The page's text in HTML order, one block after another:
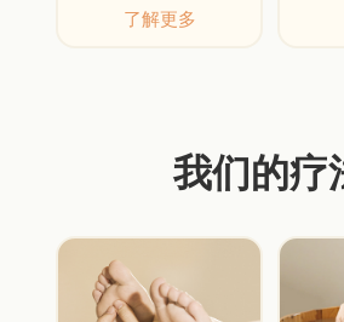
了解更多
我们的疗